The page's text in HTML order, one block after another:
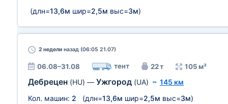
(длн=13,6м шир=2,5м выс=3м)
2 недели назад (06:05 21.07)
06.08–31.08 тент 22 т 105 м³
Дебрецен (HU) — Ужгород (UA) ~ 145 км
Кол. машин: 2 (длн=13,6м шир=2,5м выс=3м)